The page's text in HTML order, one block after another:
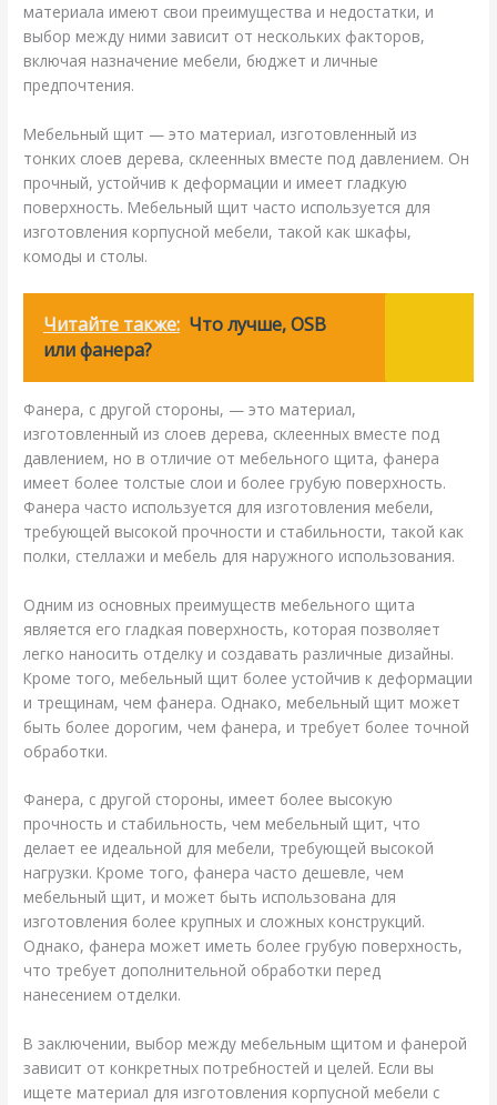
материала имеют свои преимущества и недостатки, и
выбор между ними зависит от нескольких факторов,
включая назначение мебели, бюджет и личные
предпочтения.
Мебельный щит — это материал, изготовленный из
тонких слоев дерева, склеенных вместе под давлением. Он
прочный, устойчив к деформации и имеет гладкую
поверхность. Мебельный щит часто используется для
изготовления корпусной мебели, такой как шкафы,
комоды и столы.
Читайте также: Что лучше, OSB
или фанера?
Фанера, с другой стороны, — это материал,
изготовленный из слоев дерева, склеенных вместе под
давлением, но в отличие от мебельного щита, фанера
имеет более толстые слои и более грубую поверхность.
Фанера часто используется для изготовления мебели,
требующей высокой прочности и стабильности, такой как
полки, стеллажи и мебель для наружного использования.
Одним из основных преимуществ мебельного щита
является его гладкая поверхность, которая позволяет
легко наносить отделку и создавать различные дизайны.
Кроме того, мебельный щит более устойчив к деформации
и трещинам, чем фанера. Однако, мебельный щит может
быть более дорогим, чем фанера, и требует более точной
обработки.
Фанера, с другой стороны, имеет более высокую
прочность и стабильность, чем мебельный щит, что
делает ее идеальной для мебели, требующей высокой
нагрузки. Кроме того, фанера часто дешевле, чем
мебельный щит, и может быть использована для
изготовления более крупных и сложных конструкций.
Однако, фанера может иметь более грубую поверхность,
что требует дополнительной обработки перед
нанесением отделки.
В заключении, выбор между мебельным щитом и фанерой
зависит от конкретных потребностей и целей. Если вы
ищете материал для изготовления корпусной мебели с